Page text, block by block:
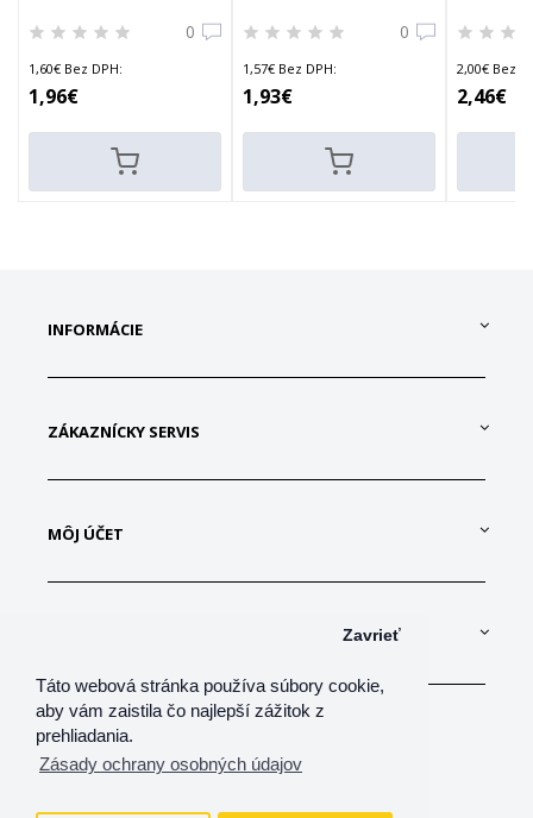
Táto webová stránka používa súbory cookie,
aby vám zaistila čo najlepší zážitok z
prehliadania.
Zásady ochrany osobných údajov
Zavrieť
0
1,60€ Bez DPH:
1,96€
0
1,57€ Bez DPH:
1,93€
2,00€ Bez
2,46€
INFORMÁCIE
ZÁKAZNÍCKY SERVIS
MÔJ ÚČET